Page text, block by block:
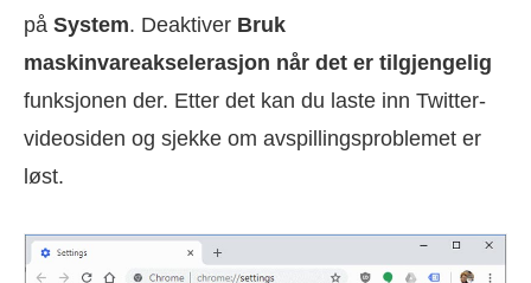
på System. Deaktiver Bruk
maskinvareakselerasjon når det er tilgjengelig
funksjonen der. Etter det kan du laste inn Twitter-
videosiden og sjekke om avspillingsproblemet er
løst.